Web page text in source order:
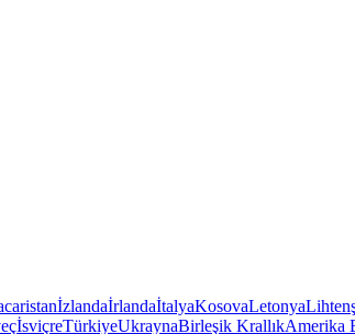
İzlandaİrlandaİtalyaKosovaLetonya
İsviçreTürkiyeUkraynaBirleşik KrallıkAmerika